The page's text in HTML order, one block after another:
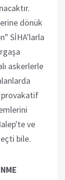
dönük
SİHA'larla
askerlerle
provakatif
ve
bile.